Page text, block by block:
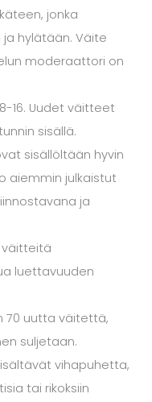
jonka
hylätään. Väite
moderaattori on
16. Uudet väitteet
sisällä.
sisällöltään hyvin
aiemmin julkaistut
ja
luettavuuden
70 uutta väitettä,
suljetaan.
vihapuhetta,
tai rikoksiin